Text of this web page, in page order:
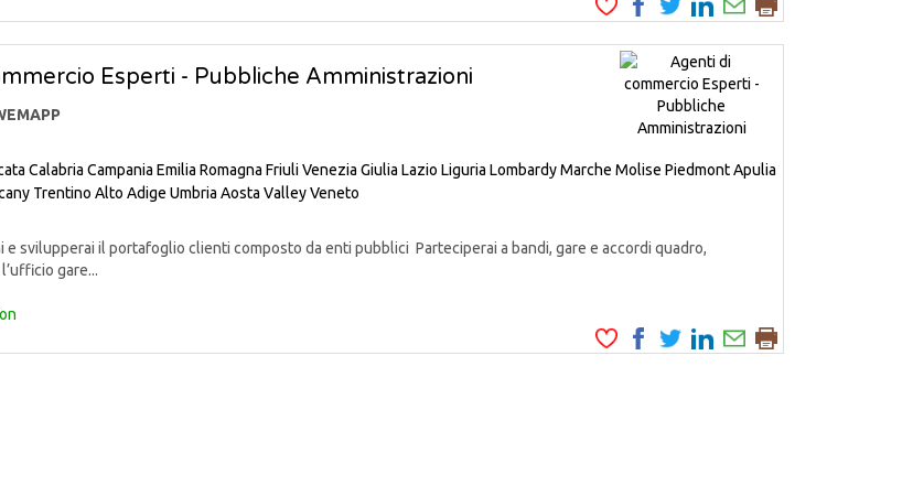
Esperti - Pubbliche Amministrazioni
Calabria Campania Emilia Romagna Friuli Venezia Giulia Lazio Liguria LombardyMarche Molise PiedmontApulia
Trentino Alto Adige Umbria Aosta ValleyVeneto
e svilupperai il portafoglio clienti composto da enti pubblici Parteciperai a bandi, gare e accordi quadro,
gare...